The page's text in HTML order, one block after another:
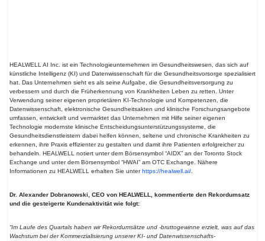
HEALWELL AI Inc. ist ein Technologieunternehmen im Gesundheitswesen, das sich auf
künstliche Intelligenz (KI) und Datenwissenschaft für die Gesundheitsvorsorge spezialisiert
hat. Das Unternehmen sieht es als seine Aufgabe, die Gesundheitsversorgung zu
verbessern und durch die Früherkennung von Krankheiten Leben zu retten. Unter
Verwendung seiner eigenen proprietären KI-Technologie und Kompetenzen, die
Datenwissenschaft, elektronische Gesundheitsakten und klinische Forschungsangebote
umfassen, entwickelt und vermarktet das Unternehmen mit Hilfe seiner eigenen
Technologie modernste klinische Entscheidungsunterstützungssysteme, die
Gesundheitsdienstleistern dabei helfen können, seltene und chronische Krankheiten zu
erkennen, ihre Praxis effizienter zu gestalten und damit ihre Patienten erfolgreicher zu
behandeln. HEALWELL notiert unter dem Börsensymbol “AIDX” an der Toronto Stock
Exchange und unter dem Börsensymbol “HWAI” am OTC Exchange. Nähere
Informationen zu HEALWELL erhalten Sie unterhttps://healwell.ai/.
Dr. Alexander Dobranowski, CEO von HEALWELL, kommentierte den Rekordumsatz
und die gesteigerte Kundenaktivität wie folgt:
“Im Laufe des Quartals haben wir Rekordumsätze und -bruttogewinne erzielt, was auf das
Wachstum bei der Kommerzialisierung unserer KI- und Datenwissenschafts-